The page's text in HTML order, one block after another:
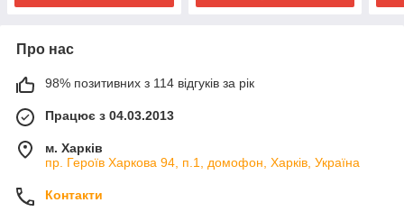
Про нас
98% позитивних з 114 відгуків за рік
Працює з 04.03.2013
м. Харків
пр. Героїв Харкова 94, п.1, домофон, Харків, Україна
Контакти